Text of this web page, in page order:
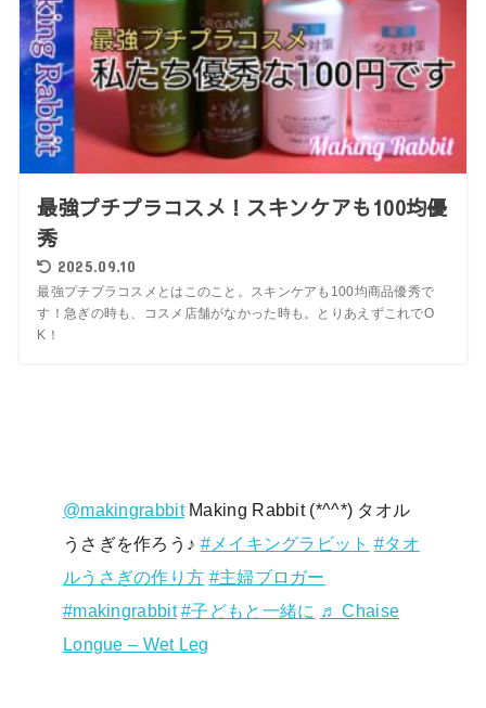
最強プチプラコスメ！スキンケアも100均優
秀
2025.09.10
最強プチプラコスメとはこのこと。スキンケアも100均商品優秀で
す！急ぎの時も、コスメ店舗がなかった時も。とりあえずこれでO
K！
@makingrabbitMaking Rabbit (*^^*) タオル
うさぎを作ろう♪ #メイキングラビット #タオ
ルうさぎの作り方 #主婦ブロガー
#makingrabbit #子どもと一緒に ♬ Chaise
Longue – Wet Leg